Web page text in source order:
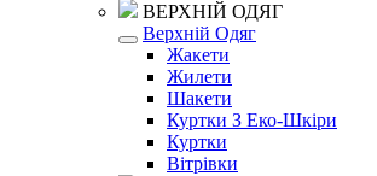
ВЕРХНІЙ ОДЯГ
Верхній Одяг
Жакети
Жилети
Шакети
Куртки З Еко-Шкіри
Куртки
Вітрівки